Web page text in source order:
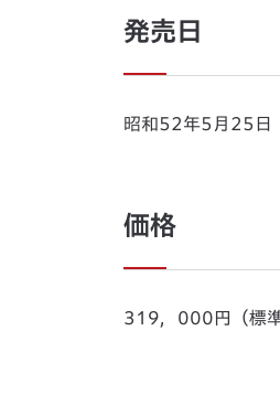
発売日
昭和52年5月25日
価格
319，000円（標準